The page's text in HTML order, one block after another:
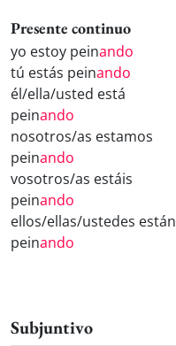
Presente continuo
yo estoy peinando
tú estás peinando
él/ella/usted está
peinando
nosotros/as estamos
peinando
vosotros/as estáis
peinando
ellos/ellas/ustedes están
peinando
Subjuntivo